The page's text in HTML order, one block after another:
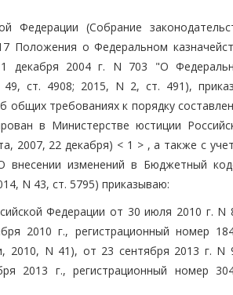
Федерации (Собрание
Положения о Федеральном
1 декабря 2004 г. N 703 "О
49, ст. 4908; 2015, N 2, ст. 491),
общих требованиях к порядку
в Министерстве юстиции
2007, 22 декабря) < 1 > , а также с
изменений в Бюджетный
N 43, ст. 5795) приказываю:
Федерации от 30 июля 2010 г. N
2010 г., регистрационный номер
2010, N 41), от 23 сентября 2013 г. N
2013 г., регистрационный номер